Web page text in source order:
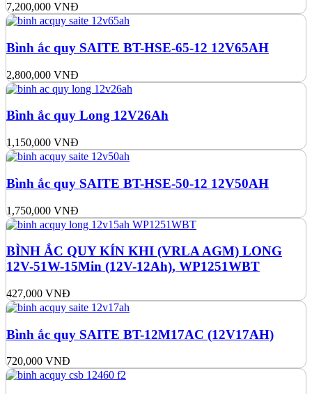
7,200,000 VNĐ
Bình ắc quy SAITE BT-HSE-65-12 12V65AH
2,800,000 VNĐ
Bình ắc quy Long 12V26Ah
1,150,000 VNĐ
Bình ắc quy SAITE BT-HSE-50-12 12V50AH
1,750,000 VNĐ
BÌNH ẮC QUY KÍN KHI (VRLA AGM) LONG
12V-51W-15Min (12V-12Ah), WP1251WBT
427,000 VNĐ
Bình ắc quy SAITE BT-12M17AC (12V17AH)
720,000 VNĐ